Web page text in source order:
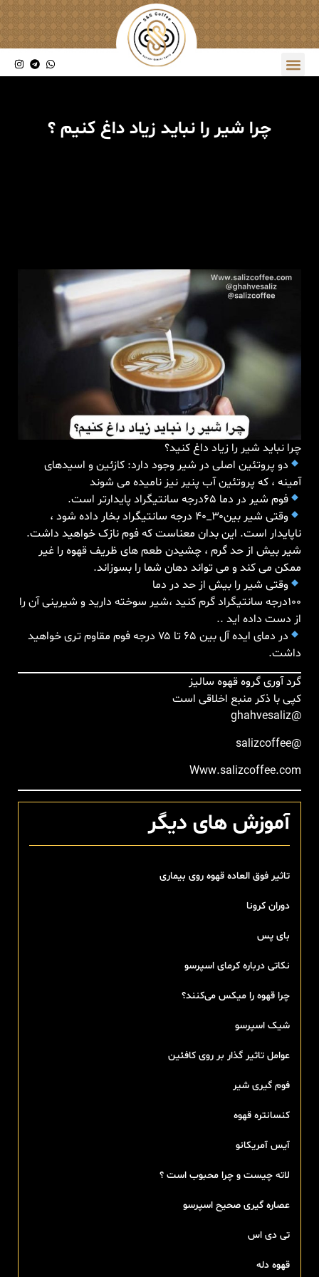
چرا شیر را نباید زیاد داغ کنیم ؟
چرا نباید شیر را زیاد داغ کنید؟
دو پروتئین اصلی در شیر وجود دارد: کازئین و اسیدهای
آمینه ، که پروتئین آب پنیر نیز نامیده می شوند
فوم شیر در دما ۶۵درجه سانتیگراد پایدارتر است.
وقتی شیر بین۳۰_۴۰ درجه سانتیگراد بخار داده شود ،
ناپایدار است. این بدان معناست که فوم نازک خواهید داشت.
شیر بیش از حد گرم ، چشیدن طعم های ظریف قهوه را غیر
ممکن می کند و می تواند دهان شما را بسوزاند.
وقتی شیر را بیش از حد در دما
۱۰۰درجه سانتیگراد گرم کنید ،شیر سوخته دارید و شیرینی آن را
از دست داده اید ..
در دمای ایده آل بین ۶۵ تا ۷۵ درجه فوم مقاوم تری خواهید
داشت.
گرد آوری گروه قهوه سالیز
کپی با ذکر منبع اخلاقی است
@ghahvesaliz
@salizcoffee
Www.salizcoffee.com
آموزش های دیگر
تاثیر فوق العاده قهوه روی بیماری
دوران کرونا
بای پس
نکاتی درباره کرمای اسپرسو
چرا قهوه را میکس می‌کنند؟
شیک اسپرسو
عوامل تاثیر گذار بر روی کافئین
فوم گیری شیر
کنسانتره قهوه
آیس آمریکانو
لاته چیست و چرا محبوب است ؟
عصاره گیری صحیح اسپرسو
تی‌ دی اس
قهوه دله